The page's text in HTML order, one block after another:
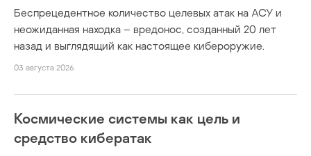
Беспрецедентное количество целевых атак на АСУ и
неожиданная находка – вредонос, созданный 20 лет
назад и выглядящий как настоящее кибероружие.
03 августа 2026
Космические системы как цель и
средство кибератак